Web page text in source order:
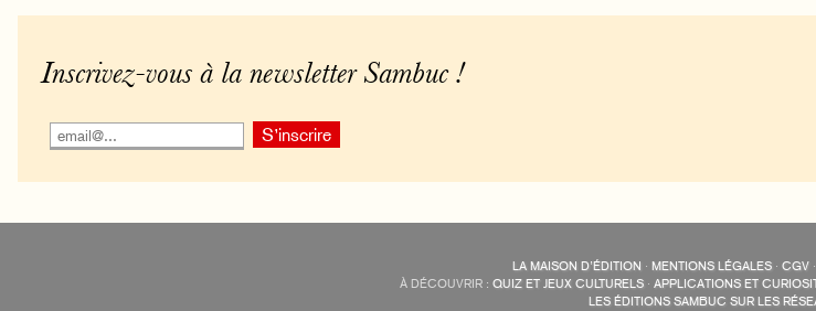
Inscrivez-vous à la newsletter Sambuc !
LA MAISON D’ÉDITION · MENTIONS LÉGALES· CGV·
À DÉCOUVRIR : QUIZ ET JEUX CULTURELS · APPLICATIONS ET
LES ÉDITIONS SAMBUC SUR LES